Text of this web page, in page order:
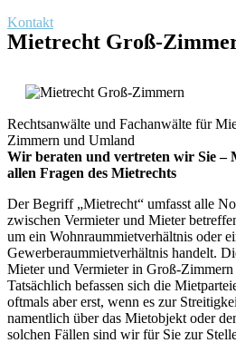
Kontakt
Mietrecht Groß-
Rechtsanwälte und Fachanwälte für
Zimmern und Umland
Wir beraten und vertreten wir Sie –
allen Fragen des Mietrechts
Der Begriff „Mietrecht“ umfasst alle
zwischen Vermieter und Mieter
um ein Wohnraummietverhältnis oder
Gewerberaummietverhältnis handelt.
Mieter und Vermieter in Groß-
Tatsächlich befassen sich die
oftmals aber erst, wenn es zur
namentlich über das Mietobjekt oder
solchen Fällen sind wir für Sie zur